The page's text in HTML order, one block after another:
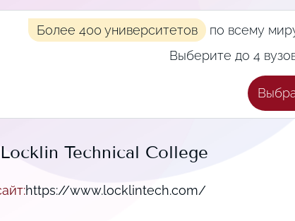
Более 400 университетов по всему
Выберите до 4
Technical College
:https://www.locklintech.com/